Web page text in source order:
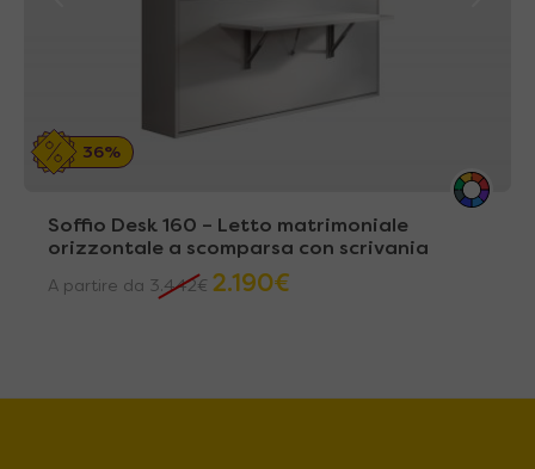
36%
Soffio Desk 160 – Letto matrimoniale
orizzontale a scomparsa con scrivania
A partire da 3.442€ 2.190€